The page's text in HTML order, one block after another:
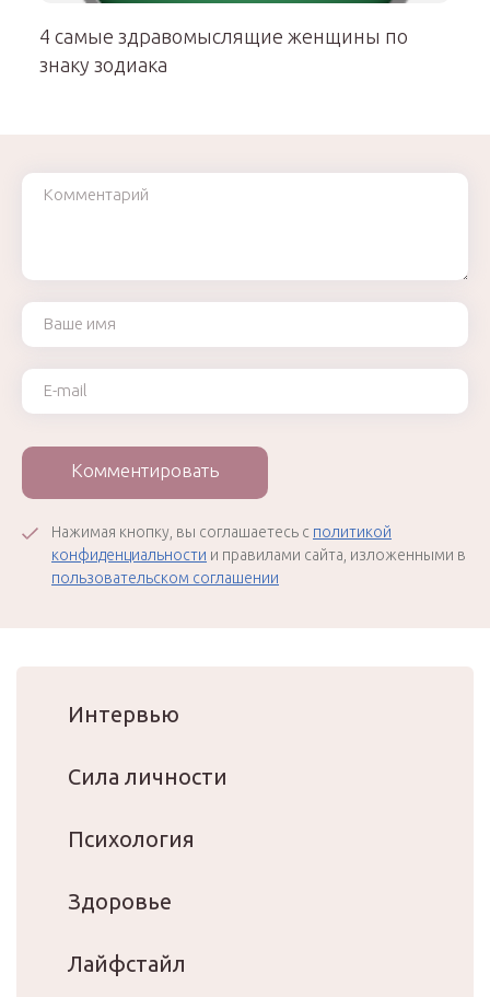
4 самые здравомыслящие женщины по
знаку зодиака
Комментарий
Ваше имя
Ваш e-mail
Комментировать
Нажимая кнопку, вы соглашаетесь с политикой
конфиденциальности и правилами сайта, изложенными в
пользовательском соглашении
Интервью
Сила личности
Психология
Здоровье
Лайфстайл